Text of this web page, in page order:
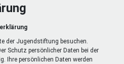
der Jugendstiftung besuchen.
Schutz persönlicher Daten bei der
Ihre persönlichen Daten werden